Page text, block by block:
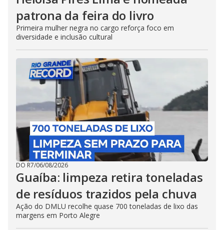
patrona da feira do livro
Primeira mulher negra no cargo reforça foco em
diversidade e inclusão cultural
DO R7/06/08/2026
Guaíba: limpeza retira toneladas
de resíduos trazidos pela chuva
Ação do DMLU recolhe quase 700 toneladas de lixo das
margens em Porto Alegre